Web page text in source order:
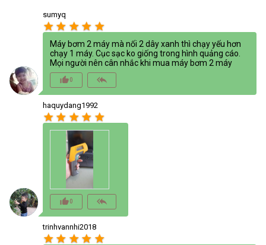
sumyq
star star star star star
Máy bơm 2 máy mà nối 2 dây xanh thì chạy yếu hơn
chạy 1 máy. Cục sạc ko giống trong hình quảng cáo.
Mọi người nên cân nhắc khi mua máy bơm 2 máy
thumb_up_alt0 reply_all
haquydang1992
star star star star star
thumb_up_alt0 reply_all
trinhvannhi2018
star star star star star